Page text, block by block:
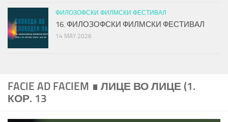
FACIE AD FACIEM ∎ ЛИЦЕ ВО ЛИЦЕ (1.
КОР. 13
ФИЛОЗОФСКИ ФИЛМСКИ ФЕСТИВАЛ
16. ФИЛОЗОФСКИ ФИЛМСКИ ФЕСТИВАЛ
14 MAY 2026